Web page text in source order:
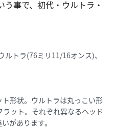
事で、初代・ウルトラ・
トラ(76ミリ11/16オンス)、
形状。ウルトラは丸っこい形
ット。それぞれ異なるヘッド
があります。